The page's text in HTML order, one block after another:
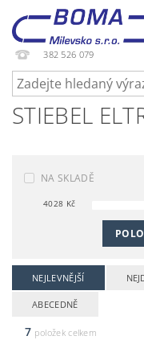
382 526 079
STIEBEL
NA SKLADĚ
4028 Kč
NEJLEVNĚJŠÍ
ABECEDNĚ
7 položek celkem